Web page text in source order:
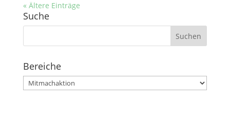
« Ältere Einträge
Suche
Suchen
Bereiche
Bereiche